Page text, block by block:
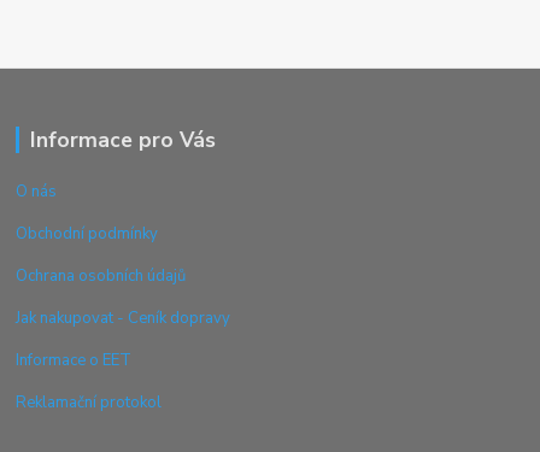
Informace pro Vás
O nás
Obchodní podmínky
Ochrana osobních údajů
Jak nakupovat - Ceník dopravy
Informace o EET
Reklamační protokol